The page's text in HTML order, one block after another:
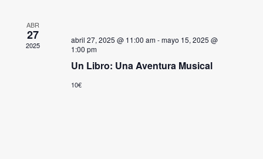
ABR
27
2025
abril 27, 2025 @ 11:00 am-mayo 15, 2025 @
1:00 pm
Un Libro: Una Aventura Musical
10€